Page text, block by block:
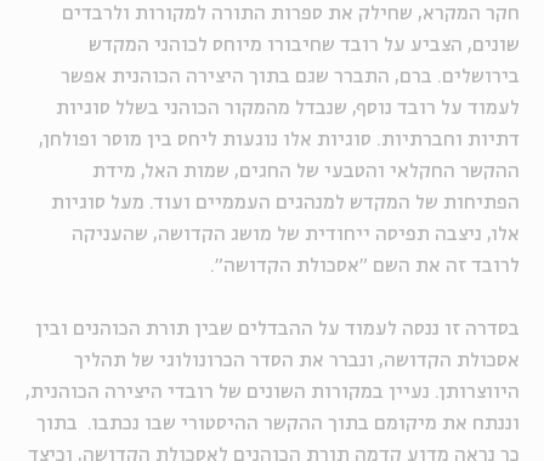
חקר המקרא, שחילק את ספרות התורה למקורות ולרבדים
שונים, הצביע על רובד שחיבורו מיוחס לכוהני המקדש
בירושלים. ברם, התברר שגם בתוך היצירה הכוהנית אפשר
לעמוד על רובד נוסף, שנבדל מהמקור הכוהני בשלל סוגיות
דתיות וחברתיות. סוגיות אלו נוגעות ליחס בין מוסר ופולחן,
ההקשר החקלאי והטבעי של החגים, שמות האל, מידת
הפתיחות של המקדש למנהגים העממיים ועוד. מעל סוגיות
אלו, ניצבה תפיסה ייחודית של מושג הקדושה, שהעניקה
לרובד זה את השם "אסכולת הקדושה".
בסדרה זו ננסה לעמוד על ההבדלים שבין תורת הכוהנים ובין
אסכולת הקדושה, ונברר את הסדר הכרונולוגי של תהליך
היווצרותן. נעיין במקורות השונים של רובדי היצירה הכוהנית,
וננתח את מיקומם בתוך ההקשר ההיסטורי שבו נכתבו. בתוך
כך נראה מדוע קדמה תורת הכוהנים לאסכולת הקדושה, וכיצד